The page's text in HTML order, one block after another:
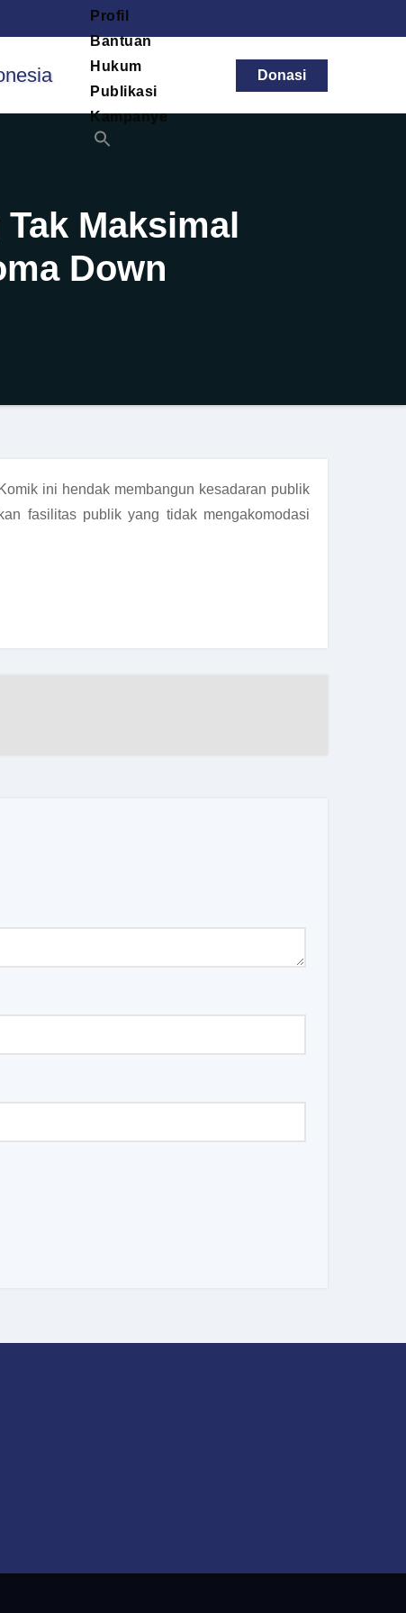
Profil
Bantuan
Hukum
Publikasi
Kampanye
Donasi
Maksimal
Down
ini hendak membangun kesadaran publik
fasilitas publik yang tidak mengakomodasi